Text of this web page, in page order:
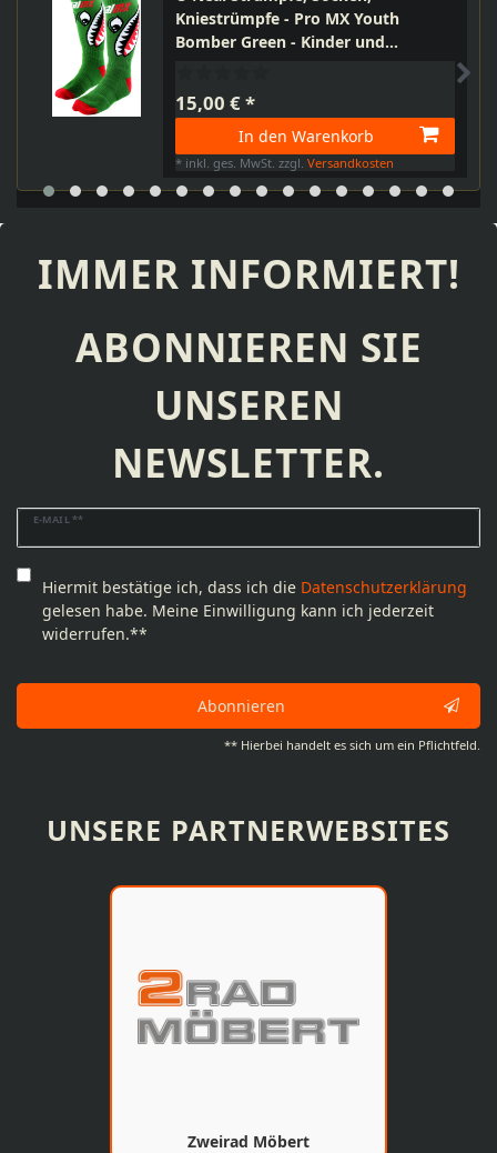
Kniestrümpfe - Pro MX Youth
Bomber Green - Kinder und
15,00 € *
In den Warenkorb
* inkl. ges. MwSt. zzgl.Versandkosten
IMMER INFORMIERT!
ABONNIEREN SIE
UNSEREN
NEWSLETTER.
E-MAIL **
Newsletter
Honig
Hiermit bestätige ich, dass ich die Daten­schutz­erklärung
gelesen habe. Meine Einwilligung kann ich jederzeit
widerrufen.**
Abonnieren
** Hierbei handelt es sich um ein Pflichtfeld.
UNSERE PARTNERWEBSITES
Zweirad Möbert